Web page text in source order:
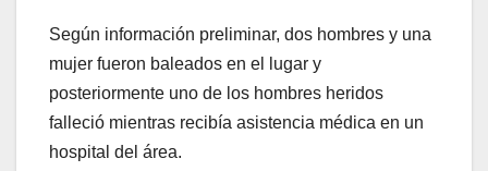
Según información preliminar, dos hombres y una
mujer fueron baleados en el lugar y
posteriormente uno de los hombres heridos
falleció mientras recibía asistencia médica en un
hospital del área.